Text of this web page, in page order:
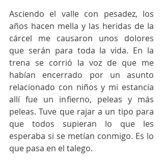
Asciendo el valle con pesadez, los
años hacen mella y las heridas de la
cárcel me causaron unos dolores
que serán para toda la vida. En la
trena se corrió la voz de que me
habían encerrado por un asunto
relacionado con niños y mi estancia
allí fue un infierno, peleas y más
peleas. Tuve que rajar a un tipo para
que todos supieran lo que les
esperaba si se metían conmigo. Es lo
que pasa en el talego.